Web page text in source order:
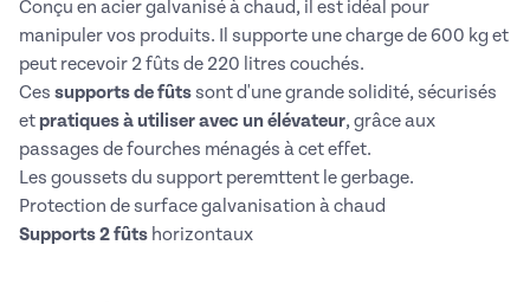
Conçu en acier galvanisé à chaud, il est idéal pour
manipuler vos produits. Il supporte une charge de 600 kg et
peut recevoir 2 fûts de 220 litres couchés.
Ces supports de fûtssont d'une grande solidité, sécurisés
et pratiques à utiliser avec un élévateur, grâce aux
passages de fourches ménagés à cet effet.
Les goussets du support peremttent le gerbage.
Protection de surface galvanisation à chaud
Supports 2 fûts horizontaux